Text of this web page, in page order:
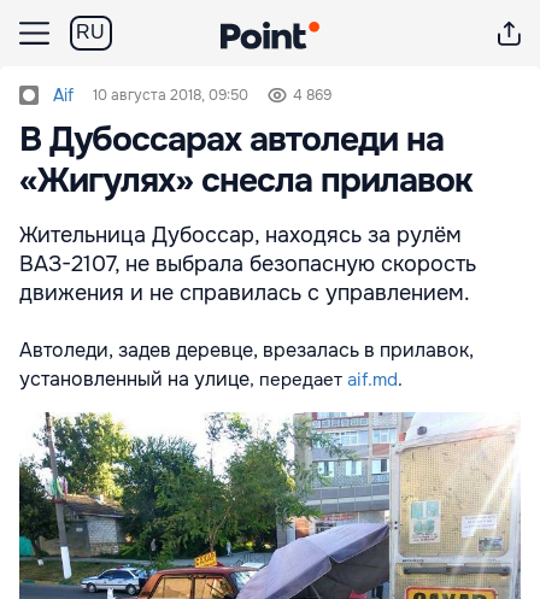
RU
Aif 10 августа 2018, 09:50 4 869
В Дубоссарах автоледи на
«Жигулях» снесла прилавок
Жительница Дубоссар, находясь за рулём
ВАЗ-2107, не выбрала безопасную скорость
движения и не справилась с управлением.
Автоледи, задев деревце, врезалась в прилавок,
установленный на улице, передает aif.md.